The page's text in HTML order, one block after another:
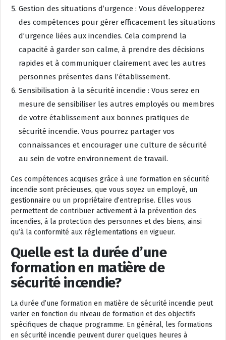
Gestion des situations d’urgence : Vous développerez
des compétences pour gérer efficacement les situations
d’urgence liées aux incendies. Cela comprend la
capacité à garder son calme, à prendre des décisions
rapides et à communiquer clairement avec les autres
personnes présentes dans l’établissement.
Sensibilisation à la sécurité incendie : Vous serez en
mesure de sensibiliser les autres employés ou membres
de votre établissement aux bonnes pratiques de
sécurité incendie. Vous pourrez partager vos
connaissances et encourager une culture de sécurité
au sein de votre environnement de travail.
Ces compétences acquises grâce à une formation en sécurité
incendie sont précieuses, que vous soyez un employé, un
gestionnaire ou un propriétaire d’entreprise. Elles vous
permettent de contribuer activement à la prévention des
incendies, à la protection des personnes et des biens, ainsi
qu’à la conformité aux réglementations en vigueur.
Quelle est la durée d’une
formation en matière de
sécurité incendie?
La durée d’une formation en matière de sécurité incendie peut
varier en fonction du niveau de formation et des objectifs
spécifiques de chaque programme. En général, les formations
en sécurité incendie peuvent durer quelques heures à